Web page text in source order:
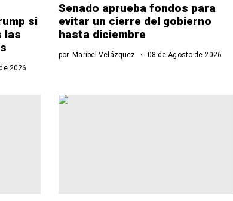
si
las
2026
Senado aprueba fondos para
evitar un cierre del gobierno
hasta diciembre
porMaribel Velázquez 08 de Agosto de 2026